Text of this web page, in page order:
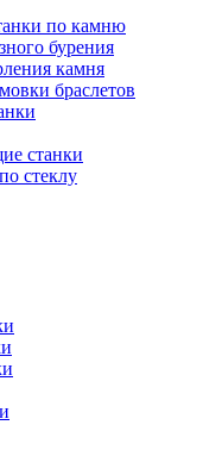
по камню
бурения
камня
браслетов
станки
стеклу